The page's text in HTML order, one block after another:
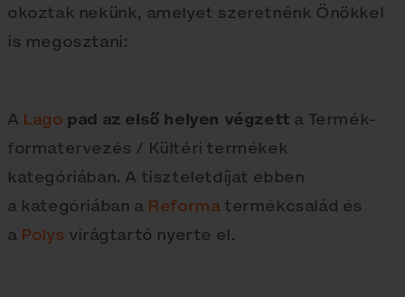
okoztak nekünk, amelyet szeretnénk Önökkel
is megosztani:
A Lago pad az első helyen végzett a Termék-
formatervezés / Kültéri termékek
kategóriában. A tiszteletdíjat ebben
a kategóriában a Reformatermékcsalád és
a Polys virágtartó nyerte el.